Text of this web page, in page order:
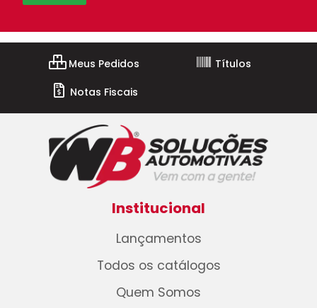
Meus Pedidos
Títulos
Notas Fiscais
Institucional
Lançamentos
Todos os catálogos
Quem Somos